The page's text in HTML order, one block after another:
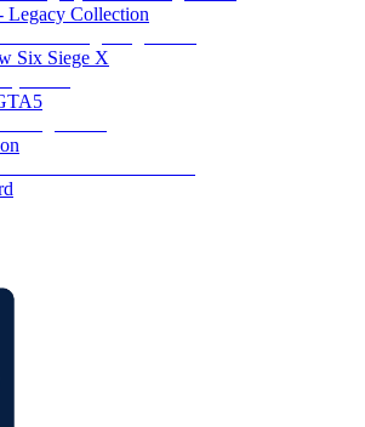
Legacy Collection
Six Siege X